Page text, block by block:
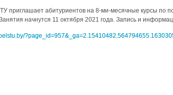
приглашает абитуриентов на 8-ми-месячные курсы по
начнутся 11 октября 2021 года. Запись и